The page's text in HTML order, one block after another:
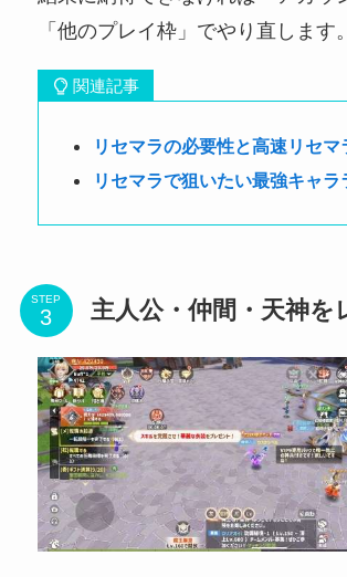
「他のプレイ枠」でやり直します。
関連記事
リセマラの必要性と高速リセマ
リセマラで狙いたい最強キャラ
STEP 主人公・仲間・天神を